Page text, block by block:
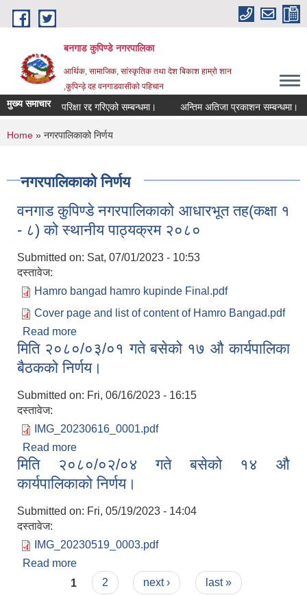
Skip to main content
बनगाड कुपिण्डे नगरपालिका
आर्थिक, सामाजिक, सांस्कृतिक तथा देश बिकाश हाम्रो शान
,कुपिन्ड़े दह वनगाडवासीको पहिचान
मुख्य समाचारपरिक्षा रद्द गरिएको सम्बन्धमा। अन्तिम अतिजा प्रकाशन सम्बन्धमा।
You are here
Home » नगरपालिकाको निर्णय
नगरपालिकाको निर्णय
वनगाड कुपिण्डे नगरपालिकाको आधारभूत तह(कक्षा १
- ८) को स्थानीय पाठ्यक्रम २०८०
Submitted on: Sat, 07/01/2023 - 10:53
दस्तावेज:
Hamro bangad hamro kupinde Final.pdf
Cover page and list of content of Hamro Bangad.pdf
Read more
- ८) को स्थानीय पाठ्यक्रम २०८०
मिति २०८०/०३/०१ गते बसेको १७ औ कार्यपालिका
बैठकको निर्णय।
Submitted on: Fri, 06/16/2023 - 16:15
दस्तावेज:
IMG_20230616_0001.pdf
Read more
बैठकको निर्णय।
मिति २०८०/०२/०४ गते बसेको १४ ‍औ
कार्यपालिकाको निर्णय।
Submitted on: Fri, 05/19/2023 - 14:04
दस्तावेज:
IMG_20230519_0003.pdf
Read more
कार्यपालिकाको निर्णय।
Pages
1 2 next › last »